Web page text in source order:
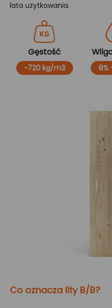
lata użytkowania.
Gęstość
~720 kg/m3 8%
Co oznacza lity B/B?